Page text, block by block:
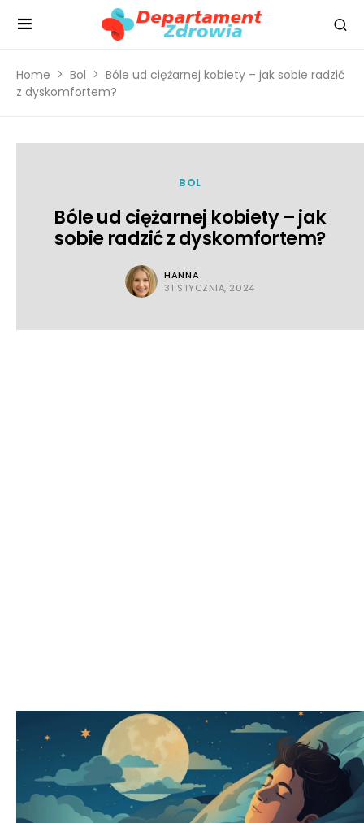
Home Bol
Bóle ud ciężarnej kobiety – jak sobie radzić
z dyskomfortem?
BOL
Bóle ud ciężarnej kobiety – jak
sobie radzić z dyskomfortem?
HANNA
31 STYCZNIA, 2024